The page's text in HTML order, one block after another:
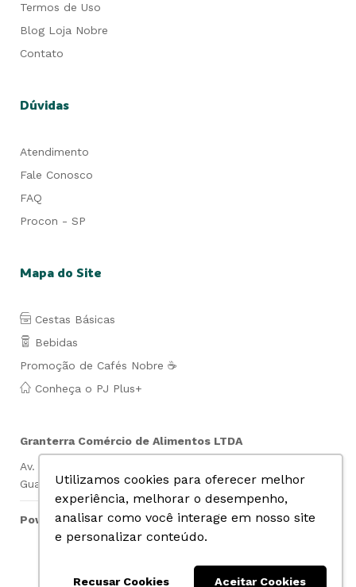
Utilizamos cookies para oferecer melhor
experiência, melhorar o desempenho,
analisar como você interage em nosso site
e personalizar conteúdo.
Recusar Cookies Aceitar Cookies
Termos de Uso
Blog Loja Nobre
Contato
Dúvidas
Atendimento
Fale Conosco
FAQ
Procon - SP
Mapa do Site
Cestas Básicas
Bebidas
Promoção de Cafés Nobre ☕
Conheça o PJ Plus+
Granterra Comércio de Alimentos LTDA
Av. Lauro de Gusmão Silveira, 849- Jd. São Geraldo-
Guarulhos- SP Cep: 07140-010 CNPJ: 07.019.669/0001-74
Powered by